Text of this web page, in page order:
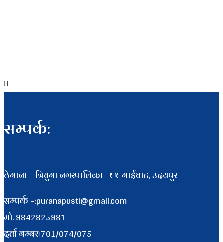
सम्पर्क:
ठेगाना – त्रियुगा नगरपालिका -११ गाईघाट, उदयपुर
सम्पर्क –:puranapusti@gmail.com
माे. 9842825981
दर्ता नम्बरः701/074/075